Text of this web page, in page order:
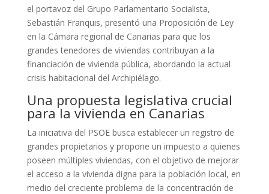
el portavoz del Grupo Parlamentario Socialista,
Sebastián Franquis, presentó una Proposición de Ley
en la Cámara regional de Canarias para que los
grandes tenedores de viviendas contribuyan a la
financiación de vivienda pública, abordando la actual
crisis habitacional del Archipiélago.
Una propuesta legislativa crucial
para la vivienda en Canarias
La iniciativa del PSOE busca establecer un registro de
grandes propietarios y propone un impuesto a quienes
poseen múltiples viviendas, con el objetivo de mejorar
el acceso a la vivienda digna para la población local, en
medio del creciente problema de la concentración de